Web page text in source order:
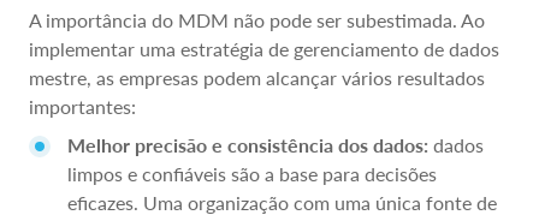
A importância do MDM não pode ser subestimada. Ao
implementar uma estratégia de gerenciamento de dados
mestre, as empresas podem alcançar vários resultados
importantes:
Melhor precisão e consistência dos dados: dados
limpos e confiáveis são a base para decisões
eficazes. Uma organização com uma única fonte de